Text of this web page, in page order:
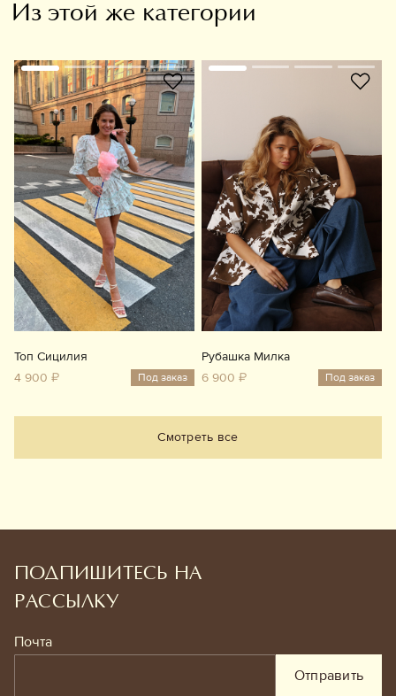
Из этой же категории
Топ Сицилия
4 900 ₽
Под заказ
Рубашка Милка
6 900 ₽
Под заказ
Смотреть все
ПОДПИШИТЕСЬ НА
РАССЫЛКУ
Почта
Отправить